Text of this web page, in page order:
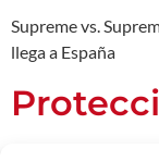
Supreme vs.
llega a España